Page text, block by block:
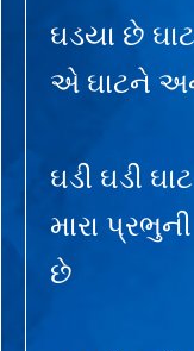
ઘડયા છે
એ ઘાટને
ઘડી ઘડી
મારા
છે